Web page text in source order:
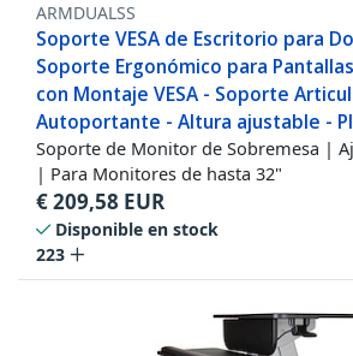
ARMDUALSS
Soporte VESA de Escritorio para
Soporte Ergonómico para
con Montaje VESA - Soporte
Autoportante - Altura ajustable -
Soporte de Monitor de Sobremesa |
| Para Monitores de hasta 32"
€209,58 EUR
Disponible en stock
223